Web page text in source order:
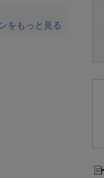
をもっと見る